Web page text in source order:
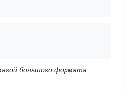
большого формата.